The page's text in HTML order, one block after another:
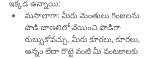
ఇక్కడ ఉన్నాయి:
మసాలాగా: మీరు మెంతులు గింజలను
పొడి బాణలిలో వేయించి పొడిగా
రుబ్బుకోవచ్చు. మీరు కూరలు, కూరలు,
అన్నం లేదా రొట్టె వంటి మీ వంటకాలకు